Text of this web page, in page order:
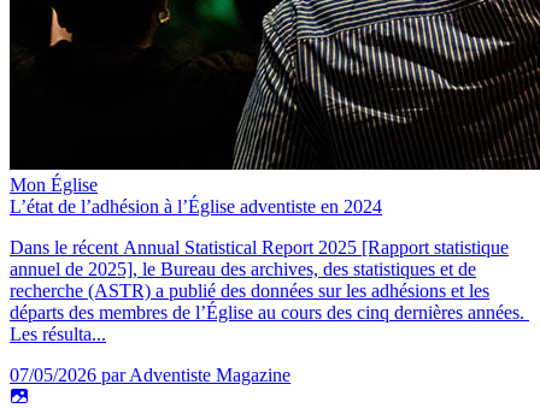
Mon Église
L’état de l’adhésion à l’Église adventiste en 2024
Dans le récent Annual Statistical Report 2025 [Rapport statistique
annuel de 2025], le Bureau des archives, des statistiques et de
recherche (ASTR) a publié des données sur les adhésions et les
départs des membres de l’Église au cours des cinq dernières années.
Les résulta...
07/05/2026 par Adventiste Magazine